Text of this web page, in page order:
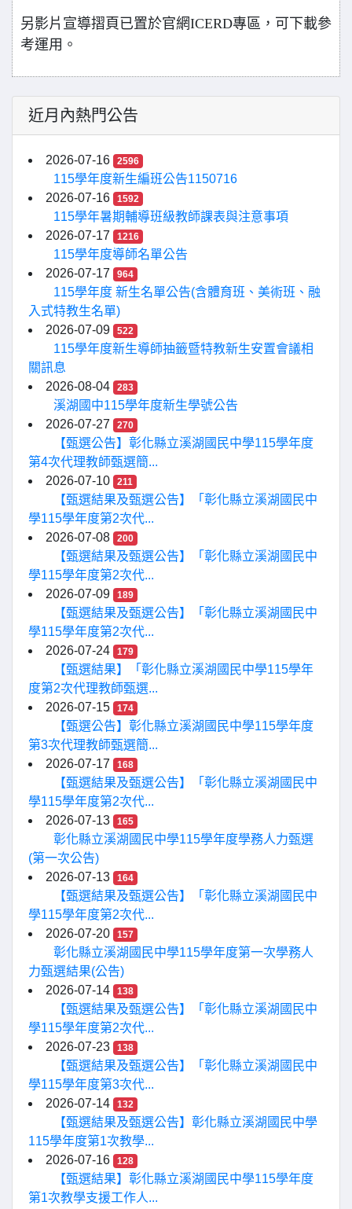
另影片宣導摺頁已置於官網ICERD專區，可下載參
考運用。
近月內熱門公告
2026-07-16 2596
115學年度新生編班公告1150716
2026-07-16
1592
115學年暑期輔導班級教師課表與注意事項
2026-07-17
1216
115學年度導師名單公告
2026-07-17
964
115學年度 新生名單公告(含體育班、美術班、融
入式特教生名單)
2026-07-09
522
115學年度新生導師抽籤暨特教新生安置會議相
關訊息
2026-08-04
283
溪湖國中115學年度新生學號公告
2026-07-27
270
【甄選公告】彰化縣立溪湖國民中學115學年度
第4次代理教師甄選簡...
2026-07-10
211
【甄選結果及甄選公告】「彰化縣立溪湖國民中
學115學年度第2次代...
2026-07-08
200
【甄選結果及甄選公告】「彰化縣立溪湖國民中
學115學年度第2次代...
2026-07-09
189
【甄選結果及甄選公告】「彰化縣立溪湖國民中
學115學年度第2次代...
2026-07-24
179
【甄選結果】「彰化縣立溪湖國民中學115學年
度第2次代理教師甄選...
2026-07-15
174
【甄選公告】彰化縣立溪湖國民中學115學年度
第3次代理教師甄選簡...
2026-07-17
168
【甄選結果及甄選公告】「彰化縣立溪湖國民中
學115學年度第2次代...
2026-07-13
165
彰化縣立溪湖國民中學115學年度學務人力甄選
(第一次公告)
2026-07-13
164
【甄選結果及甄選公告】「彰化縣立溪湖國民中
學115學年度第2次代...
2026-07-20
157
彰化縣立溪湖國民中學115學年度第一次學務人
力甄選結果(公告)
2026-07-14
138
【甄選結果及甄選公告】「彰化縣立溪湖國民中
學115學年度第2次代...
2026-07-23
138
【甄選結果及甄選公告】「彰化縣立溪湖國民中
學115學年度第3次代...
2026-07-14
132
【甄選結果及甄選公告】彰化縣立溪湖國民中學
115學年度第1次教學...
2026-07-16
128
【甄選結果】彰化縣立溪湖國民中學115學年度
第1次教學支援工作人...